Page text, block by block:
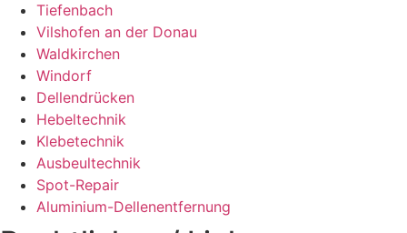
Tiefenbach
Vilshofen an der Donau
Waldkirchen
Windorf
Dellendrücken
Hebeltechnik
Klebetechnik
Ausbeultechnik
Spot-Repair
Aluminium-Dellenentfernung